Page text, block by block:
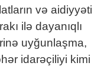
və aidiyyəti
ilə dayanıqlı
uyğunlaşma,
idarəçiliyi kimi